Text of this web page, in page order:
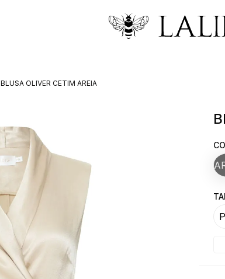
O que você está procurando
BLUSA OLIVER CETIM AREIA